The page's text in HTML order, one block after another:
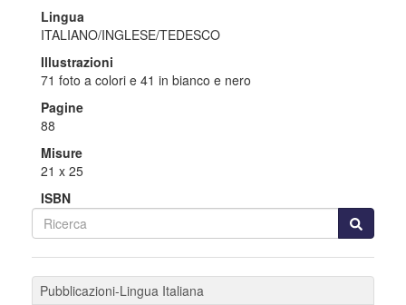
Lingua
ITALIANO/INGLESE/TEDESCO
Illustrazioni
71 foto a colori e 41 in bianco e nero
Pagine
88
Misure
21 x 25
ISBN
Pubblicazioni-Lingua Italiana